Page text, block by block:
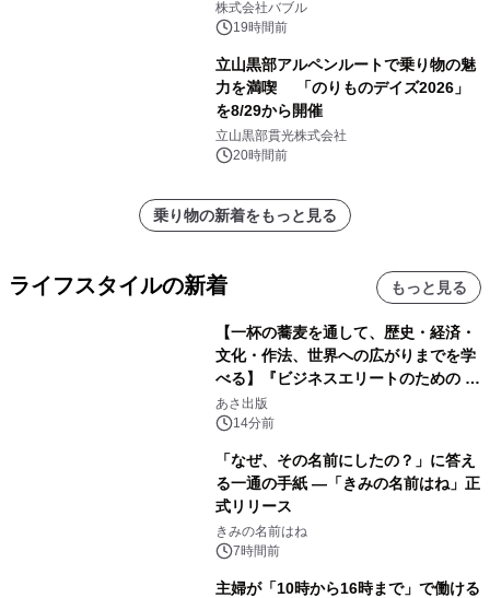
株式会社バブル
19時間前
立山黒部アルペンルートで乗り物の魅
力を満喫 「のりものデイズ2026」
を8/29から開催
立山黒部貫光株式会社
20時間前
乗り物の新着をもっと見る
ライフスタイルの新着 もっと見る
【一杯の蕎麦を通して、歴史・経済・
文化・作法、世界への広がりまでを学
べる】『ビジネスエリートのための 教
養としての蕎麦』2026年8月25日
（火）発売
あさ出版
14分前
「なぜ、その名前にしたの？」に答え
る一通の手紙 ―「きみの名前はね」正
式リリース
きみの名前はね
7時間前
主婦が「10時から16時まで」で働ける